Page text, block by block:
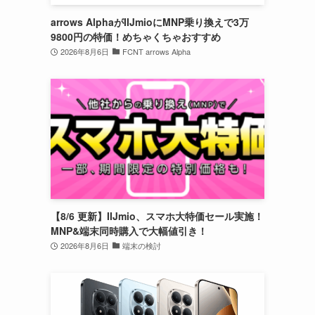
arrows AlphaがIIJmioにMNP乗り換えで3万
9800円の特価！めちゃくちゃおすすめ
2026年8月6日 FCNT arrows Alpha
【8/6 更新】IIJmio、スマホ大特価セール実施！
MNP&端末同時購入で大幅値引き！
2026年8月6日 端末の検討